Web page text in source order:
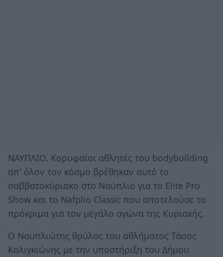
ΝΑΥΠΛΙΟ. Κορυφαίοι αθλητές του bodybuilding
απ' όλον τον κόσμο βρέθηκαν αυτό το
σαββατοκύριακο στο Ναύπλιο για το Elite Pro
Show και το Nafplio Classic που αποτελούσε το
πρόκριμα για τον μεγάλο αγώνα της Κυριακής.
Ο Ναυπλιώτης θρύλος του αθλήματος Τάσος
Κολιγκιώνης με την υποστήριξη του Δήμου